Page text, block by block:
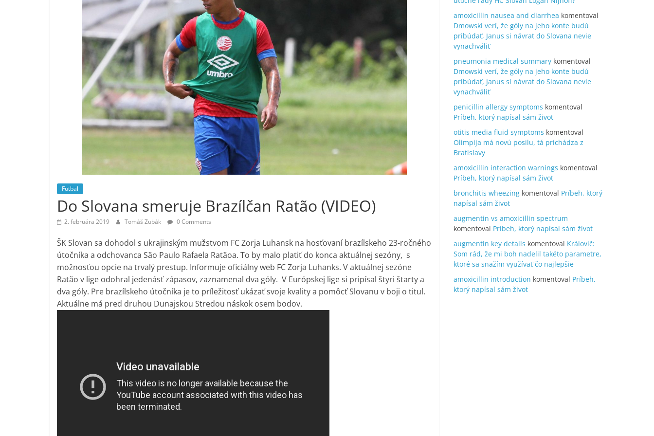
Futbal
Do Slovana smeruje Brazílčan Ratão (VIDEO)
2. februára 2019 Tomáš Zubák 0 Comments
ŠK Slovan sa dohodol s ukrajinským mužstvom FC Zorja Luhansk na hosťovaní brazílskeho 23-ročného
útočníka a odchovanca São Paulo Rafaela Ratãoa. To by malo platiť do konca aktuálnej sezóny, s
možnosťou opcie na trvalý prestup. Informuje oficiálny web FC Zorja Luhanks. V aktuálnej sezóne
Ratão v lige odohral jedenásť zápasov, zaznamenal dva góly. V Európskej lige si pripísal štyri štarty a
dva góly. Pre brazílskeho útočníka je to príležitosť ukázať svoje kvality a pomôcť Slovanu v boji o titul.
Aktuálne má pred druhou Dunajskou Stredou náskok osem bodov.
amoxicillin nausea and diarrhea komentoval
Dmowski verí, že góly na jeho konte budú
pribúdať, Janus si návrat do Slovana nevie
vynachváliť
pneumonia medical summary komentoval
Dmowski verí, že góly na jeho konte budú
pribúdať, Janus si návrat do Slovana nevie
vynachváliť
penicillin allergy symptoms komentoval
Príbeh, ktorý napísal sám život
otitis media fluid symptoms komentoval
Olimpija má novú posilu, tá prichádza z
Bratislavy
amoxicillin interaction warnings komentoval
Príbeh, ktorý napísal sám život
bronchitis wheezing komentoval Príbeh, ktorý
napísal sám život
augmentin vs amoxicillin spectrum
komentoval Príbeh, ktorý napísal sám život
augmentin key details komentoval Královič:
Som rád, že mi boh nadelil takéto parametre,
ktoré sa snažím využívať čo najlepšie
amoxicillin introduction komentoval Príbeh,
ktorý napísal sám život